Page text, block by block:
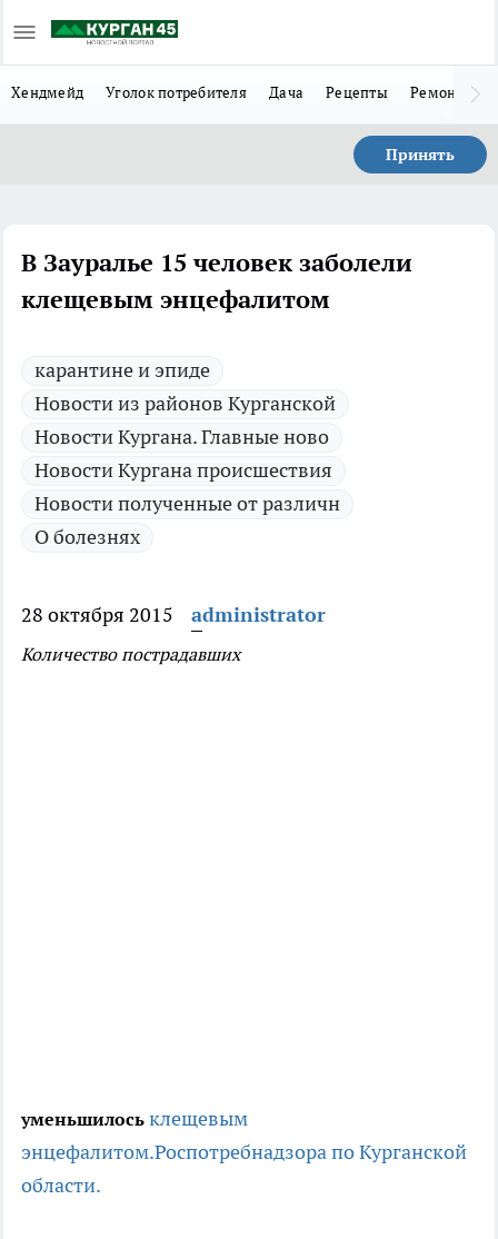
Хендмейд Уголок потребителя Дача Рецепты Ремонт
Принять
В Зауралье 15 человек заболели
клещевым энцефалитом
карантине и эпиде
Новости из районов Курганской
Новости Кургана. Главные ново
Новости Кургана происшествия
Новости полученные от различн
О болезнях
28 октября 2015 administrator
Количество пострадавших
уменьшилось клещевым
энцефалитом.Роспотребнадзора по Курганской
области.